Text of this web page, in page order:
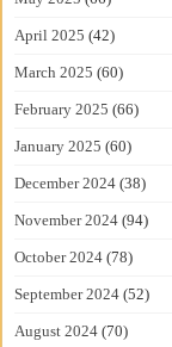
April 2025 (42)
March 2025 (60)
February 2025 (66)
January 2025 (60)
December 2024 (38)
November 2024 (94)
October 2024 (78)
September 2024 (52)
August 2024 (70)